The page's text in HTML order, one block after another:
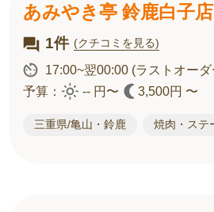
あみやき亭 鈴鹿白子店
1件 (クチコミを見る)
17:00~翌00:00 (ラストオー
予算：
-- 円〜 3,500円 〜
三重県/亀山・鈴鹿 焼肉・ステ